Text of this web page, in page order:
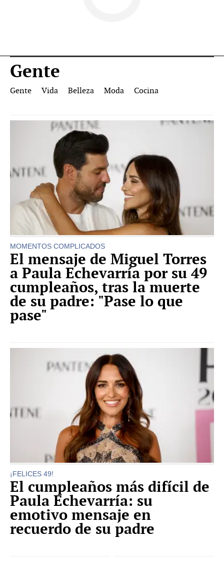
Gente
Gente Vida Belleza Moda Cocina
MOMENTOS COMPLICADOS
El mensaje de Miguel Torres
a Paula Echevarría por su 49
cumpleaños, tras la muerte
de su padre: "Pase lo que
pase"
¡FELICES 49!
El cumpleaños más difícil de
Paula Echevarría: su
emotivo mensaje en
recuerdo de su padre